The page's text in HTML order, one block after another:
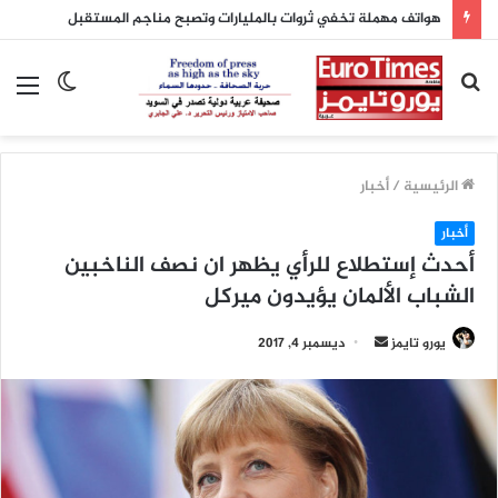
هواتف مهملة تخفي ثروات بالمليارات وتصبح مناجم المستقبل
الوضع
بحث
عن
الرئيسية /أخبار
أخبار
أحدث إستطلاع للرأي يظهر ان نصف الناخبين
الشباب الألمان يؤيدون ميركل
يورو تايمز ديسمبر 4, 2017